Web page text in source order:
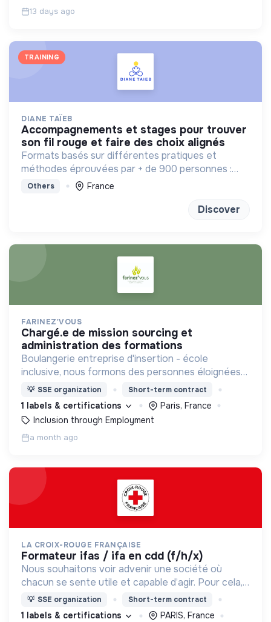
13 days ago
TRAINING
DIANE TAÏEB
accompagnements et stages pour trouver
son fil rouge et faire des choix alignés
Formats basés sur différentes pratiques et
méthodes éprouvées par + de 900 personnes :
bilan de competences, enneagramme et
Others France
Discover
FARINEZ'VOUS
chargé.e de mission sourcing et
administration des formations
Boulangerie entreprise d'insertion - école
inclusive, nous formons des personnes éloignées
de l'emploi aux métiers de la boulangerie.
💡 SSE organization Short-term contract
1 labels & certifications
Paris, France
Inclusion through Employment
a month ago
LA CROIX-ROUGE FRANÇAISE
formateur ifas / ifa en cdd (f/h/x)
Nous souhaitons voir advenir une société où
chacun se sente utile et capable d’agir. Pour cela,
nous proposons des moyens et des lieux
d’engagement innovants et adaptés à tous.
💡 SSE organization Short-term contract
1 labels & certifications
PARIS, France